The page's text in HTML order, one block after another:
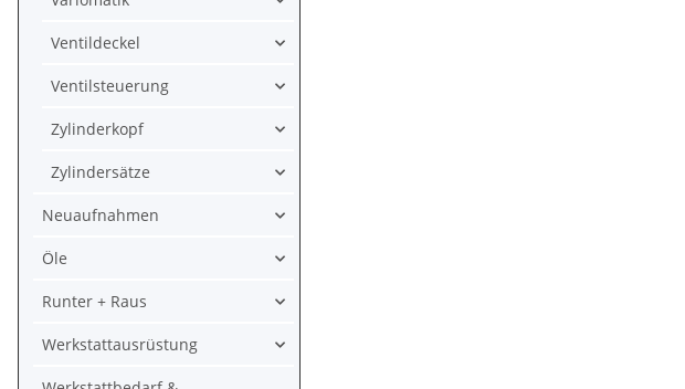
Ventildeckel
Ventilsteuerung
Zylinderkopf
Zylindersätze
Neuaufnahmen
Öle
Runter + Raus
Werkstattausrüstung